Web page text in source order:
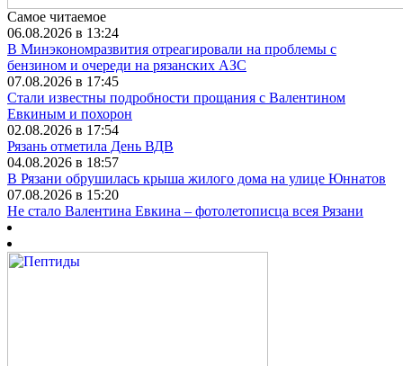
Самое читаемое
06.08.2026 в 13:24
В Минэкономразвития отреагировали на проблемы с
бензином и очереди на рязанских АЗС
07.08.2026 в 17:45
Стали известны подробности прощания с Валентином
Евкиным и похорон
02.08.2026 в 17:54
Рязань отметила День ВДВ
04.08.2026 в 18:57
В Рязани обрушилась крыша жилого дома на улице Юннатов
07.08.2026 в 15:20
Не стало Валентина Евкина – фотолетописца всея Рязани